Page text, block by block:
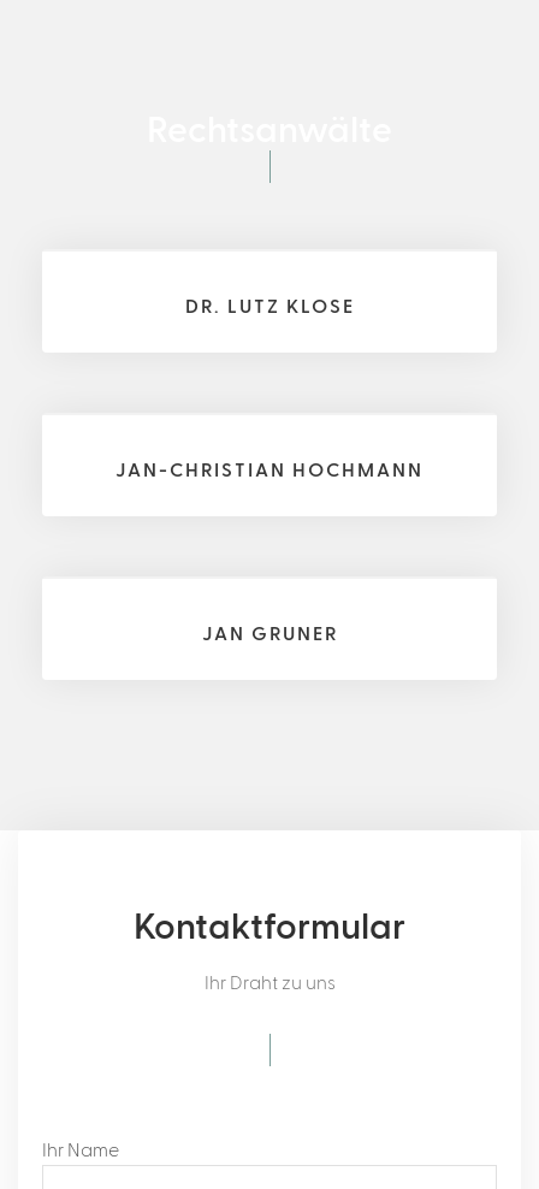
DR. LUTZ KLOSE
JAN-CHRISTIAN HOCHMANN
JAN GRUNER
Kontaktformular
Ihr Draht zu uns
Ihr Name